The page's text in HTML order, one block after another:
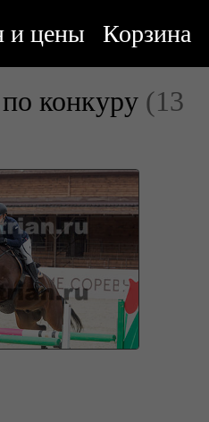
Корзина
и цены
конкуру (13